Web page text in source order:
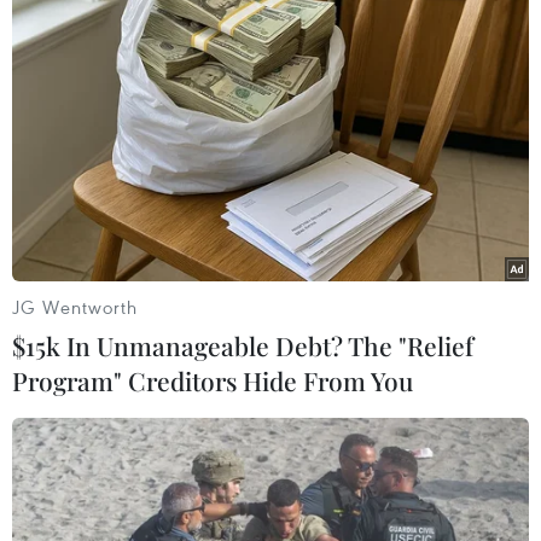
Theo dõi VietnamPlus
TIN LIÊN QUAN
JG Wentworth
$15k In Unmanageable Debt? The "Relief
Program" Creditors Hide From You